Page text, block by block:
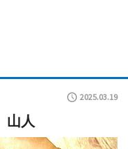
2025.03.19
山人